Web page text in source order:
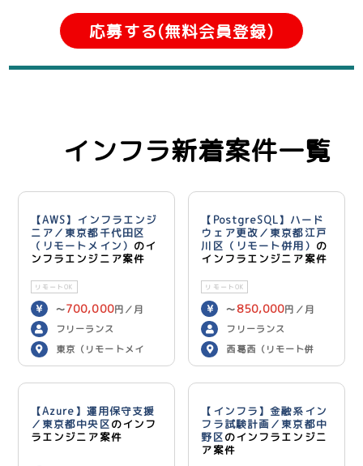
応募する(無料会員登録)
インフラ新着案件一覧
【AWS】インフラエンジ
ニア／東京都千代田区
（リモートメイン） のイ
ンフラエンジニア案件
リモートOK
〜700,000円／月
フリーランス
東京（リモートメイ
ン）
【PostgreSQL】ハード
ウェア更改／東京都江戸
川区（リモート併用） の
インフラエンジニア案件
リモートOK
〜 850,000円／月
フリーランス
西葛西（リモート併
用）
【Azure】運用保守支援
／東京都中央区のインフ
ラエンジニア案件
【インフラ】金融系イン
フラ試験計画／東京都中
野区のインフラエンジニ
ア案件